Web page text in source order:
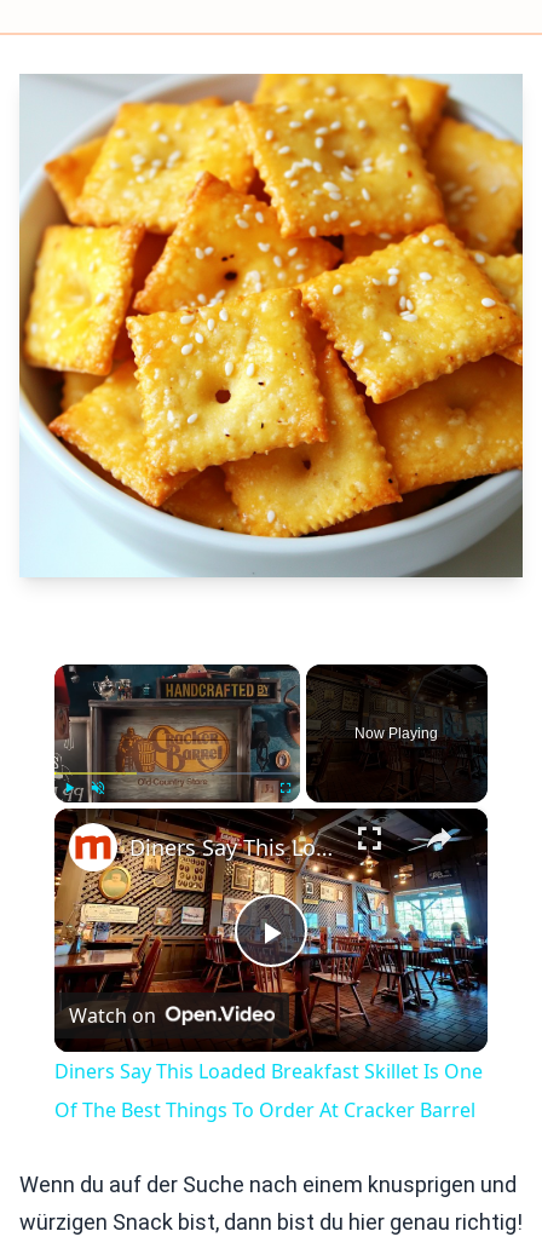
×
Play Unmute Fullscreen
Now Playing
×
Play
Video
Diners Say This Loaded Breakfast Skillet Is One Of The Best Things To Order At Cracker Barrel
Watch on
Diners Say This Loaded Breakfast Skillet Is One
Of The Best Things To Order At Cracker Barrel
Wenn du auf der Suche nach einem knusprigen und
würzigen Snack bist, dann bist du hier genau richtig!